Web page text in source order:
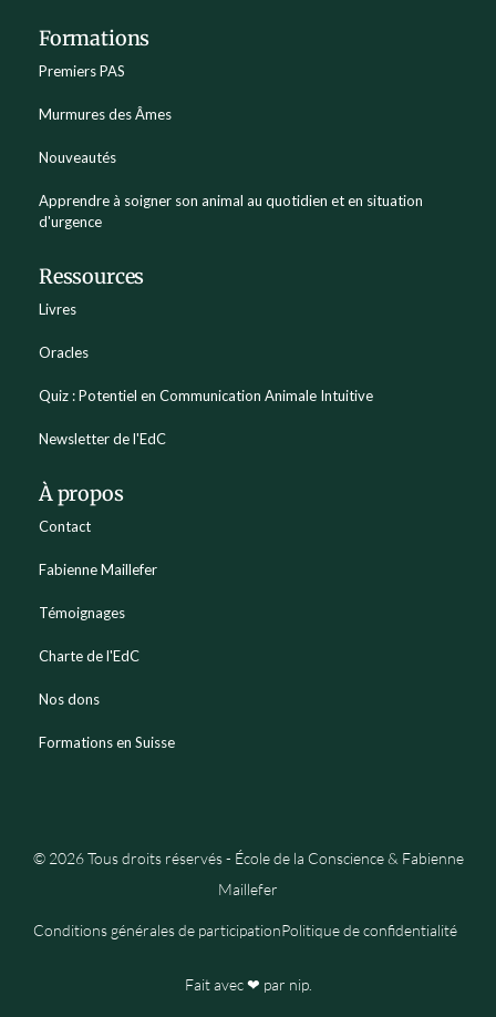
Formations
Premiers PAS
Murmures des Âmes
Nouveautés
Apprendre à soigner son animal au quotidien et en situation
d'urgence
Ressources
Livres
Oracles
Quiz : Potentiel en Communication Animale Intuitive
Newsletter de l'EdC
À propos
Contact
Fabienne Maillefer
Témoignages
Charte de l'EdC
Nos dons
Formations en Suisse
© 2026 Tous droits réservés - École de la Conscience & Fabienne
Maillefer
Conditions générales de participationPolitique de confidentialité
Fait avec ❤ par nip.